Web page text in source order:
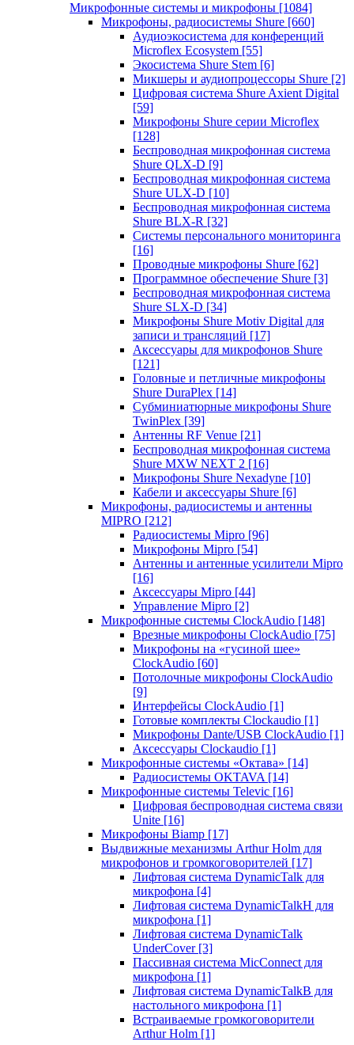
Микрофонные системы и микрофоны [1084]
Микрофоны, радиосистемы Shure [660]
Аудиоэкосистема для конференций
Microflex Ecosystem [55]
Экосистема Shure Stem [6]
Микшеры и аудиопроцессоры Shure [2]
Цифровая система Shure Axient Digital
[59]
Микрофоны Shure серии Microflex
[128]
Беспроводная микрофонная система
Shure QLX-D [9]
Беспроводная микрофонная система
Shure ULX-D [10]
Беспроводная микрофонная система
Shure BLX-R [32]
Системы персонального мониторинга
[16]
Проводные микрофоны Shure [62]
Программное обеспечение Shure [3]
Беспроводная микрофонная система
Shure SLX-D [34]
Микрофоны Shure Motiv Digital для
записи и трансляций [17]
Аксессуары для микрофонов Shure
[121]
Головные и петличные микрофоны
Shure DuraPlex [14]
Субминиатюрные микрофоны Shure
TwinPlex [39]
Антенны RF Venue [21]
Беспроводная микрофонная система
Shure MXW NEXT 2 [16]
Микрофоны Shure Nexadyne [10]
Кабели и аксессуары Shure [6]
Микрофоны, радиосистемы и антенны
MIPRO [212]
Радиосистемы Mipro [96]
Микрофоны Mipro [54]
Антенны и антенные усилители Mipro
[16]
Аксессуары Mipro [44]
Управление Mipro [2]
Микрофонные системы ClockAudio [148]
Врезные микрофоны ClockAudio [75]
Микрофоны на «гусиной шее»
ClockAudio [60]
Потолочные микрофоны ClockAudio
[9]
Интерфейсы ClockAudio [1]
Готовые комплекты Clockaudio [1]
Микрофоны Dante/USB ClockAudio [1]
Аксессуары Clockaudio [1]
Микрофонные системы «Октава» [14]
Радиосистемы OKTAVA [14]
Микрофонные системы Televic [16]
Цифровая беспроводная система связи
Unite [16]
Микрофоны Biamp [17]
Выдвижные механизмы Arthur Holm для
микрофонов и громкоговорителей [17]
Лифтовая система DynamicTalk для
микрофона [4]
Лифтовая система DynamicTalkH для
микрофона [1]
Лифтовая система DynamicTalk
UnderCover [3]
Пассивная система MicConnect для
микрофона [1]
Лифтовая система DynamicTalkB для
настольного микрофона [1]
Встраиваемые громкоговорители
Arthur Holm [1]